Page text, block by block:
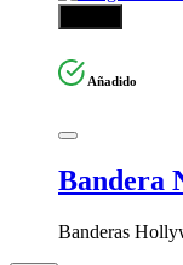
Añadido
Bandera
Banderas